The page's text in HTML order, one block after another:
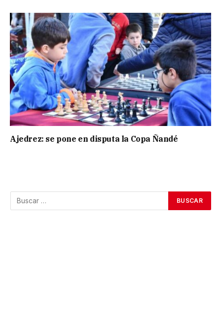
Ajedrez: se pone en disputa la Copa Ñandé